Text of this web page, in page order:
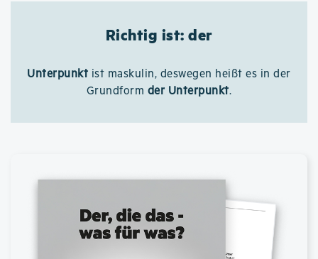
Richtig ist: der
Unterpunkt ist maskulin, deswegen heißt es in der
Grundform der Unterpunkt.